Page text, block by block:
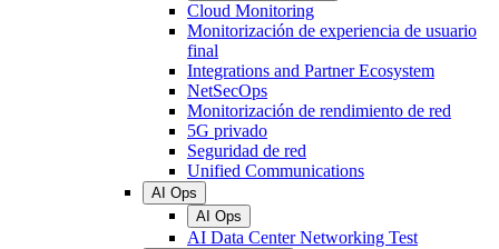
Cloud Monitoring
Monitorización de experiencia de usuario
final
Integrations and Partner Ecosystem
NetSecOps
Monitorización de rendimiento de red
5G privado
Seguridad de red
Unified Communications
AI Ops
AI Ops
AI Data Center Networking Test